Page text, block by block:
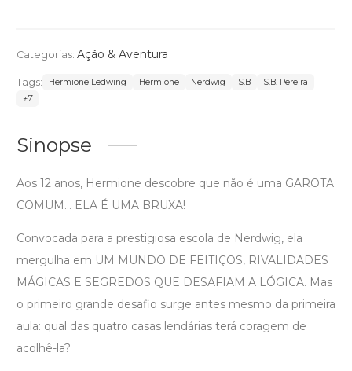
Categorias: Ação & Aventura
Tags: Hermione Ledwing Hermione Nerdwig S.B
S.B. Pereira
+7
Sinopse
Aos 12 anos, Hermione descobre que não é uma GAROTA
COMUM… ELA É UMA BRUXA!
Convocada para a prestigiosa escola de Nerdwig, ela
mergulha em UM MUNDO DE FEITIÇOS, RIVALIDADES
MÁGICAS E SEGREDOS QUE DESAFIAM A LÓGICA. Mas
o primeiro grande desafio surge antes mesmo da primeira
aula: qual das quatro casas lendárias terá coragem de
acolhê-la?